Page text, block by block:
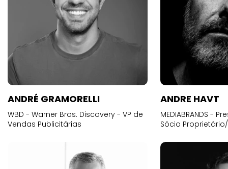
ANDRÉ GRAMORELLI
WBD - Warner Bros. Discovery - VP de
Vendas Publicitárias
ANDRE HAVT
MEDIABRANDS -
Sócio